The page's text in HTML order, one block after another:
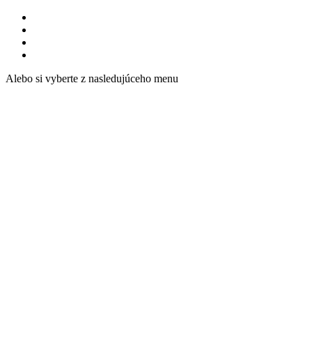
Alebo si vyberte z nasledujúceho menu